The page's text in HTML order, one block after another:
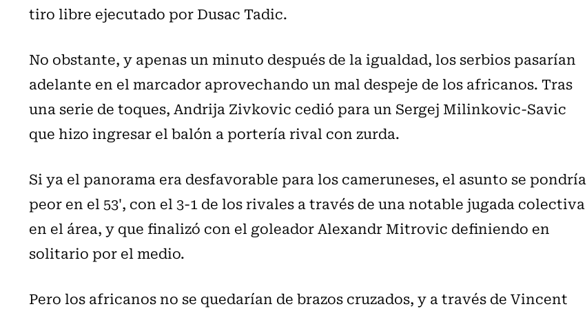
tiro libre ejecutado por Dusac Tadic.
No obstante, y apenas un minuto después de la igualdad, los serbios pasarían
adelante en el marcador aprovechando un mal despeje de los africanos. Tras
una serie de toques, Andrija Zivkovic cedió para un Sergej Milinkovic-Savic
que hizo ingresar el balón a portería rival con zurda.
Si ya el panorama era desfavorable para los cameruneses, el asunto se pondría
peor en el 53', con el 3-1 de los rivales a través de una notable jugada colectiva
en el área, y que finalizó con el goleador Alexandr Mitrovic definiendo en
solitario por el medio.
Pero los africanos no se quedarían de brazos cruzados, y a través de Vincent